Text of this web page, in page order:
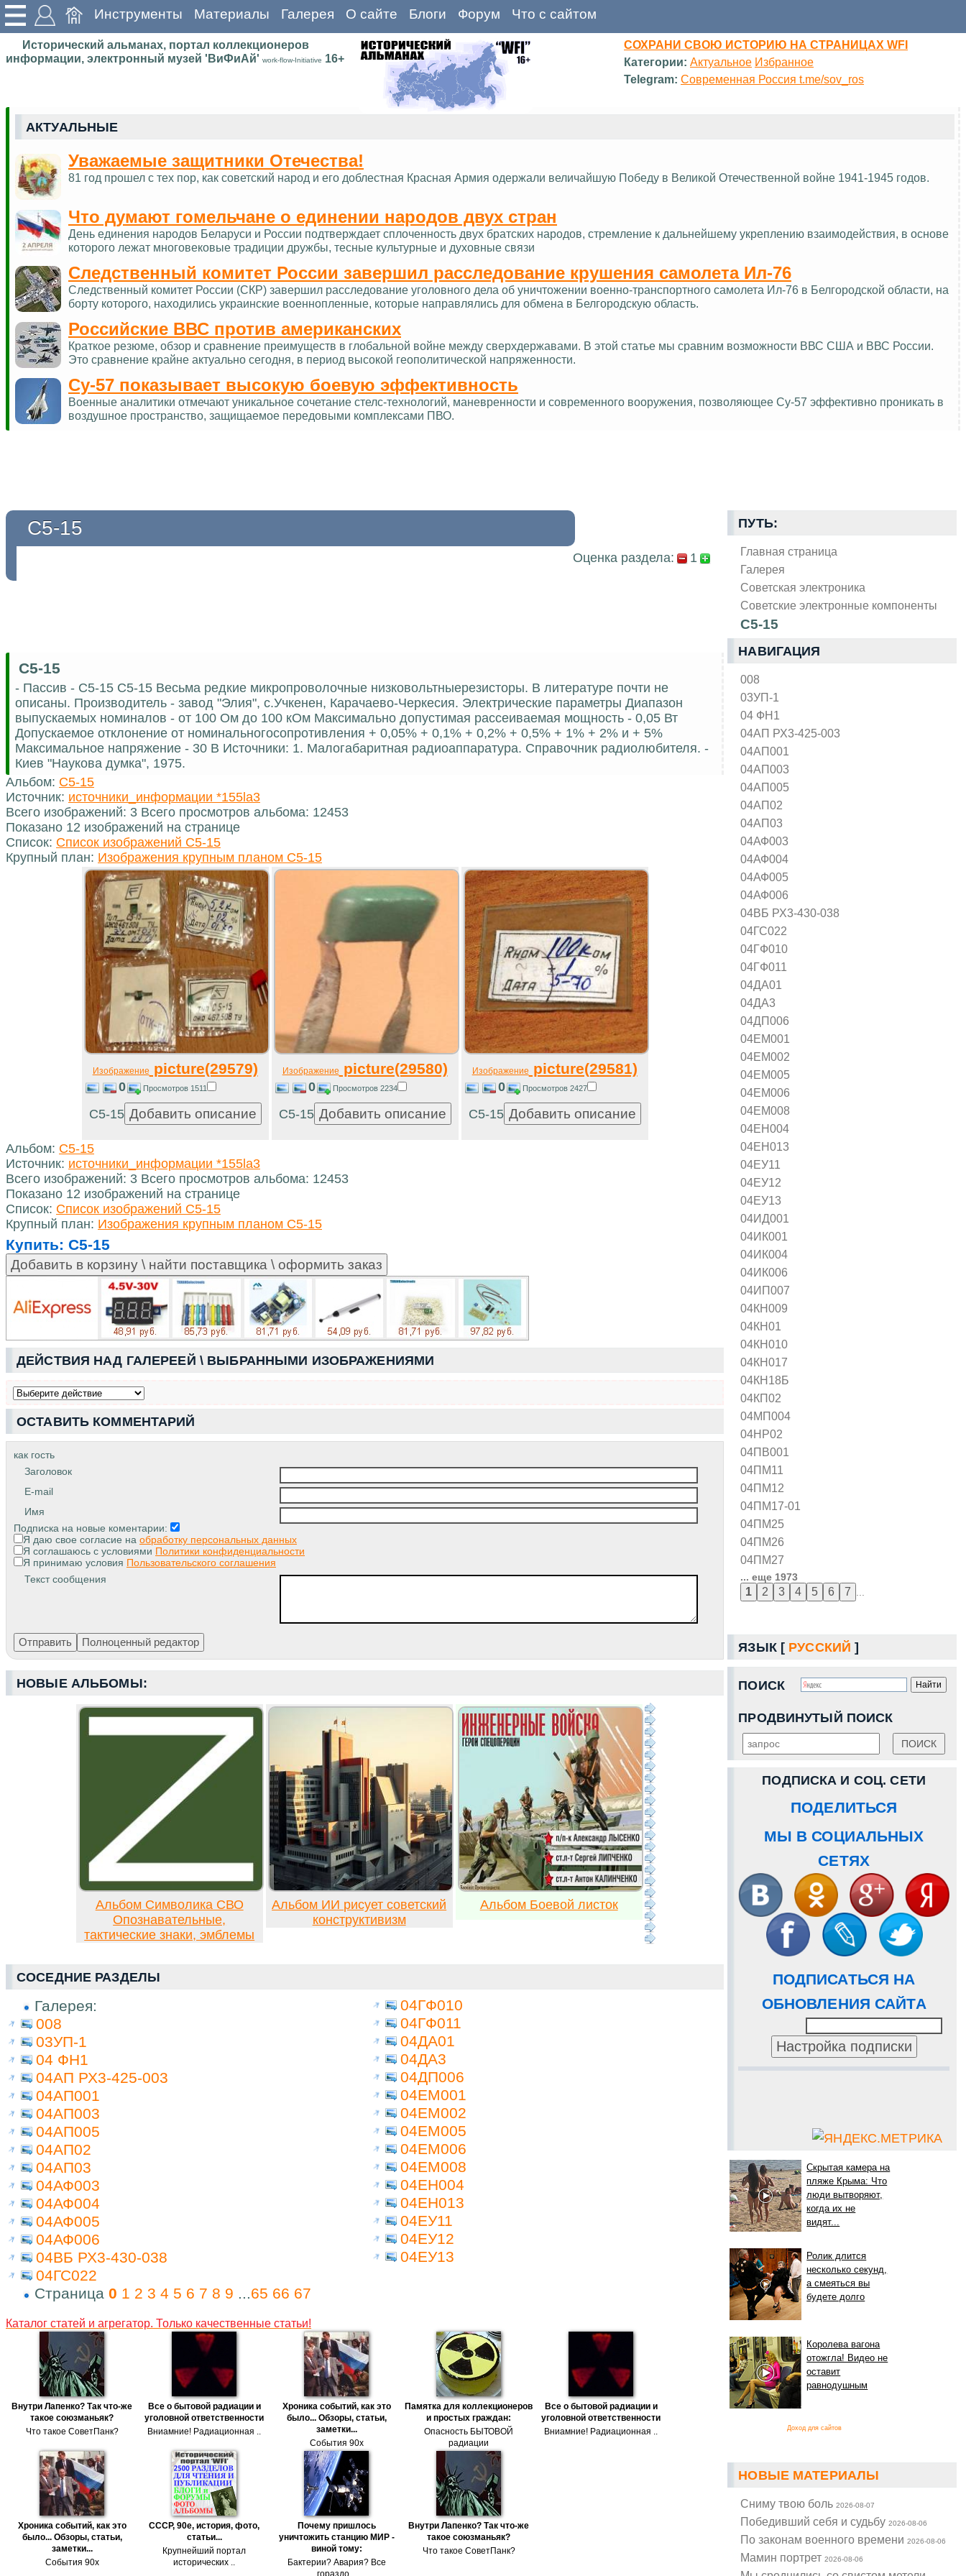
Инструменты Материалы Галерея О сайте Блоги Форум Что с сайтом
Исторический альманах, портал коллекционеров
информации, электронный музей 'ВиФиАй' work-flow-Initiative 16+
СОХРАНИ СВОЮ ИСТОРИЮ НА СТРАНИЦАХ WFI
Категории: Актуальное Избранное
Telegram: Современная Россия t.me/sov_ros
АКТУАЛЬНЫЕ
Уважаемые защитники Отечества!
81 год прошел с тех пор, как советский народ и его доблестная Красная Армия одержали величайшую Победу в Великой Отечественной войне 1941-1945 годов.
Что думают гомельчане о единении народов двух стран
День единения народов Беларуси и России подтверждает сплоченность двух братских народов, стремление к дальнейшему укреплению взаимодействия, в основе
которого лежат многовековые традиции дружбы, тесные культурные и духовные связи
Следственный комитет России завершил расследование крушения самолета Ил-76
Следственный комитет России (СКР) завершил расследование уголовного дела об уничтожении военно-транспортного самолета Ил-76 в Белгородской области, на
борту которого, находились украинские военнопленные, которые направлялись для обмена в Белгородскую область.
Российские ВВС против американских
Краткое резюме, обзор и сравнение преимуществ в глобальной войне между сверхдержавами. В этой статье мы сравним возможности ВВС США и ВВС России.
Это сравнение крайне актуально сегодня, в период высокой геополитической напряженности.
Су-57 показывает высокую боевую эффективность
Военные аналитики отмечают уникальное сочетание стелс-технологий, маневренности и современного вооружения, позволяющее Су-57 эффективно проникать в
воздушное пространство, защищаемое передовыми комплексами ПВО.
ПУТЬ:
Главная страница
Галерея
Советская электроника
Советские электронные компоненты
С5-15
НАВИГАЦИЯ
008
03УП-1
04 ФН1
04АП РХ3-425-003
04АП001
04АП003
04АП005
04АП02
04АП03
04АФ003
04АФ004
04АФ005
04АФ006
04ВБ РХ3-430-038
04ГС022
04ГФ010
04ГФ011
04ДА01
04ДА3
04ДП006
04ЕМ001
04ЕМ002
04ЕМ005
04ЕМ006
04ЕМ008
04ЕН004
04ЕН013
04ЕУ11
04ЕУ12
04ЕУ13
04ИД001
04ИК001
04ИК004
04ИК006
04ИП007
04КН009
04КН01
04КН010
04КН017
04КН18Б
04КП02
04МП004
04НР02
04ПВ001
04ПМ11
04ПМ12
04ПМ17-01
04ПМ25
04ПМ26
04ПМ27
... еще 1973
ЯЗЫК [ РУССКИЙ ]
ПОИСК
ПРОДВИНУТЫЙ ПОИСК
ПОДПИСКА И СОЦ. СЕТИ
ПОДЕЛИТЬСЯ
МЫ В СОЦИАЛЬНЫХ
СЕТЯХ
ПОДПИСАТЬСЯ НА
ОБНОВЛЕНИЯ САЙТА
Скрытая камера на
пляже Крыма: Что
люди вытворяют,
когда их не
видят...
Ролик длится
несколько секунд,
а смеяться вы
будете долго
Королева вагона
отожгла! Видео не
оставит
равнодушным
Доход для сайтов
НОВЫЕ МАТЕРИАЛЫ
Cниму твою боль2026-08-07
Победивший себя и судьбу2026-08-06
По законам военного времени2026-08-06
Мамин портрет2026-08-06
С5-15
Оценка раздела: 1
С5-15
- Пассив - С5-15 С5-15 Весьма редкие микропроволочные низковольтныерезисторы. В литературе почти не
описаны. Производитель - завод "Элия", с.Учкенен, Карачаево-Черкесия. Электрические параметры Диапазон
выпускаемых номиналов - от 100 Ом до 100 кОм Максимально допустимая рассеиваемая мощность - 0,05 Вт
Допускаемое отклонение от номинальногосопротивления + 0,05% + 0,1% + 0,2% + 0,5% + 1% + 2% и + 5%
Максимальное напряжение - 30 В Источники: 1. Малогабаритная радиоаппаратура. Справочник радиолюбителя. -
Киев "Наукова думка", 1975.
Альбом: С5-15
Источник: источники_информации *155la3
Всего изображений: 3 Всего просмотров альбома: 12453
Показано 12 изображений на странице
Список: Список изображений С5-15
Крупный план: Изображения крупным планом С5-15
Изображение picture(29579)
0 Просмотров 1511
С5-15
Изображение picture(29580)
0 Просмотров 2234
С5-15
Изображение picture(29581)
0 Просмотров 2427
С5-15
Альбом: С5-15
Источник: источники_информации *155la3
Всего изображений: 3 Всего просмотров альбома: 12453
Показано 12 изображений на странице
Список: Список изображений С5-15
Крупный план: Изображения крупным планом С5-15
Купить: С5-15
ДЕЙСТВИЯ НАД ГАЛЕРЕЕЙ \ ВЫБРАННЫМИ ИЗОБРАЖЕНИЯМИ
ОСТАВИТЬ КОММЕНТАРИЙ
как гость
Заголовок
E-mail
Имя
Подписка на новые коментарии:
Я даю свое согласие на обработку персональных данных
Я соглашаюсь с условиями Политики конфиденциальности
Я принимаю условия Пользовательского соглашения
Текст сообщения
НОВЫЕ АЛЬБОМЫ:
Альбом Символика СВО
Опознавательные,
тактические знаки, эмблемы
Альбом ИИ рисует советский
конструктивизм
Альбом Боевой листок
СОСЕДНИЕ РАЗДЕЛЫ
Галерея:
008
03УП-1
04 ФН1
04АП РХ3-425-003
04АП001
04АП003
04АП005
04АП02
04АП03
04АФ003
04АФ004
04АФ005
04АФ006
04ВБ РХ3-430-038
04ГС022
04ГФ010
04ГФ011
04ДА01
04ДА3
04ДП006
04ЕМ001
04ЕМ002
04ЕМ005
04ЕМ006
04ЕМ008
04ЕН004
04ЕН013
04ЕУ11
04ЕУ12
04ЕУ13
Страница 0 1 2 3 4 5 6 7 8 9 65 66 67
Каталог статей и агрегатор. Только качественные статьи!
Внутри Лапенко? Так что-же
такое союзманьяк?
Что такое СоветПанк?
Все о бытовой радиации и
уголовной ответственности
Вниамние! Радиационная ..
Хроника событий, как это
было... Обзоры, статьи,
заметки...
События 90х
Памятка для коллекционеров
и простых граждан:
Опасность БЫТОВОЙ
радиации
Все о бытовой радиации и
уголовной ответственности
Вниамние! Радиационная ..
Хроника событий, как это
было... Обзоры, статьи,
заметки...
События 90х
СССР, 90е, история, фото,
статьи...
Крупнейший портал
исторических ..
Почему пришлось
уничтожить станцию МИР -
виной тому:
Бактерии? Авария? Все
гораздо ..
Внутри Лапенко? Так что-же
такое союзманьяк?
Что такое СоветПанк?